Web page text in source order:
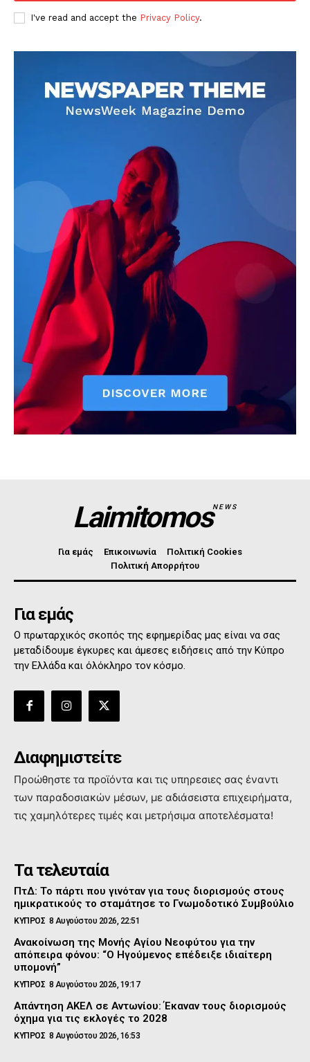
I've read and accept the Privacy Policy.
LaimitomosNEWS
Για εμάς Επικοινωνία
Πολιτική Cookies
Πολιτική Απορρήτου
Για εμάς
Ο πρωταρχικός σκοπός της εφημερίδας μας είναι να σας
μεταδίδουμε έγκυρες και άμεσες ειδήσεις από την Κύπρο
την Ελλάδα και όλόκληρο τον κόσμο.
Διαφημιστείτε
Προώθηστε τα προϊόντα και τις υπηρεσιες σας έναντι
των παραδοσιακών μέσων, με αδιάσειστα επιχειρήματα,
τις χαμηλότερες τιμές και μετρήσιμα αποτελέσματα!
Τα τελευταία
ΠτΔ: Το πάρτι που γινόταν για τους διορισμούς στους
ημικρατικούς το σταμάτησε το Γνωμοδοτικό Συμβούλιο
ΚΥΠΡΟΣ 8 Αυγούστου 2026, 22:51
Ανακοίνωση της Μονής Αγίου Νεοφύτου για την
απόπειρα φόνου: “Ο Ηγούμενος επέδειξε ιδιαίτερη
υπομονή”
ΚΥΠΡΟΣ 8 Αυγούστου 2026, 19:17
Απάντηση ΑΚΕΛ σε Αντωνίου: Έκαναν τους διορισμούς
όχημα για τις εκλογές το 2028
ΚΥΠΡΟΣ 8 Αυγούστου 2026, 16:53